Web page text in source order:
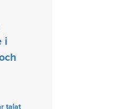
i
talat